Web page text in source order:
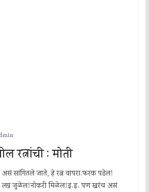
रत्नांची : मोती
सांगितले जाते, हे रत्न वापरा.फरक पडेल!
लग्न जुळेल!नोकरी मिळेल!इ.इ. पण खरंच असं